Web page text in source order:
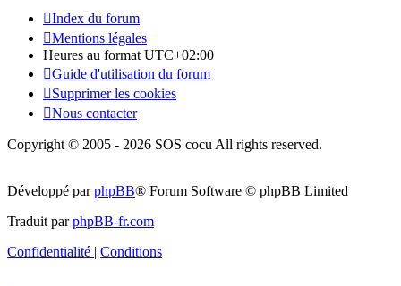
Index du forum
Mentions légales
Heures au format UTC+02:00
Guide d'utilisation du forum
Supprimer les cookies
Nous contacter
Copyright © 2005 - 2026 SOS cocu All rights reserved.
Développé parphpBB® Forum Software © phpBB Limited
Traduit parphpBB-fr.com
Confidentialité | Conditions